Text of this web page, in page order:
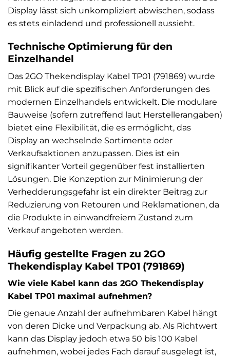
Display lässt sich unkompliziert abwischen, sodass
es stets einladend und professionell aussieht.
Technische Optimierung für den
Einzelhandel
Das 2GO Thekendisplay Kabel TP01 (791869) wurde
mit Blick auf die spezifischen Anforderungen des
modernen Einzelhandels entwickelt. Die modulare
Bauweise (sofern zutreffend laut Herstellerangaben)
bietet eine Flexibilität, die es ermöglicht, das
Display an wechselnde Sortimente oder
Verkaufsaktionen anzupassen. Dies ist ein
signifikanter Vorteil gegenüber fest installierten
Lösungen. Die Konzeption zur Minimierung der
Verhedderungsgefahr ist ein direkter Beitrag zur
Reduzierung von Retouren und Reklamationen, da
die Produkte in einwandfreiem Zustand zum
Verkauf angeboten werden.
Häufig gestellte Fragen zu 2GO
Thekendisplay Kabel TP01 (791869)
Wie viele Kabel kann das 2GO Thekendisplay
Kabel TP01 maximal aufnehmen?
Die genaue Anzahl der aufnehmbaren Kabel hängt
von deren Dicke und Verpackung ab. Als Richtwert
kann das Display jedoch etwa 50 bis 100 Kabel
aufnehmen, wobei jedes Fach darauf ausgelegt ist,